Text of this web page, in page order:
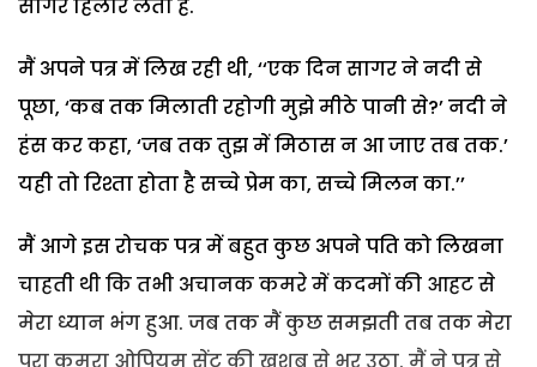
सागर हिलोरे लेता है.
मैं अपने पत्र में लिख रही थी, ‘‘एक दिन सागर ने नदी से
पूछा, ‘कब तक मिलाती रहोगी मुझे मीठे पानी से?’ नदी ने
हंस कर कहा, ‘जब तक तुझ में मिठास न आ जाए तब तक.’
यही तो रिश्ता होता है सच्चे प्रेम का, सच्चे मिलन का.’’
मैं आगे इस रोचक पत्र में बहुत कुछ अपने पति को लिखना
चाहती थी कि तभी अचानक कमरे में कदमों की आहट से
मेरा ध्यान भंग हुआ. जब तक मैं कुछ समझती तब तक मेरा
पूरा कमरा ओपियम सेंट की खुशबू से भर उठा. मैं ने पत्र से